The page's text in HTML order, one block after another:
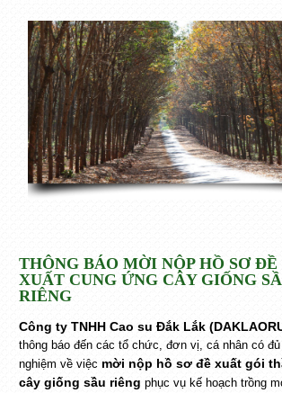
THÔNG BÁO MỜI NỘP HỒ SƠ ĐỀ
XUẤT CUNG ỨNG CÂY GIỐNG
RIÊNG
Công ty TNHH Cao su Đắk Lắk
thông báo đến các tổ chức, đơn vị, cá nhân có
nghiệm về việc mời nộp hồ sơ đề xuất gói
cây giống sầu riêng phục vụ kế hoạch trồng